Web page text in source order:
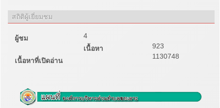
สถิติผู้เยี่ยมชม
ผู้ชม
4
เนื้อหา
923
เนื้อหาที่เปิดอ่าน
1130748